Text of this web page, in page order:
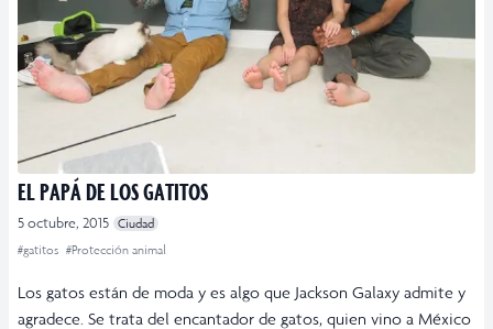
EL PAPÁ DE LOS GATITOS
5 octubre, 2015 Ciudad
#gatitos #Protección animal
Los gatos están de moda y es algo que Jackson Galaxy admite y
agradece. Se trata del encantador de gatos, quien vino a México